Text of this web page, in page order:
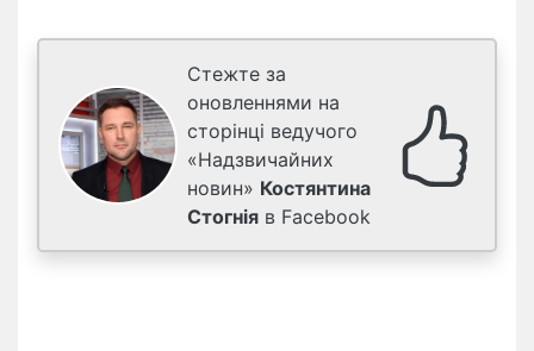
Стежте за
оновленнями на
сторінці ведучого
«Надзвичайних
новин» Костянтина
Стогнія в Facebook